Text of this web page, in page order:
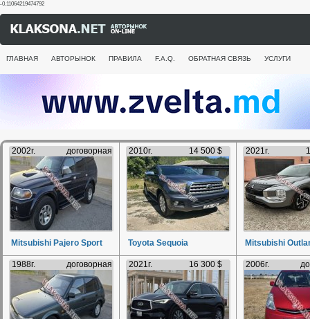
-0.11064219474792
ГЛАВНАЯ АВТОРЫНОК ПРАВИЛА F.A.Q. ОБРАТНАЯ СВЯЗЬ УСЛУГИ
2002г. договорная
Mitsubishi Pajero Sport
2010г. 14 500 $
Toyota Sequoia
2021г.
Mitsubishi
1988г. договорная 2021г. 16 300 $ 2006г.